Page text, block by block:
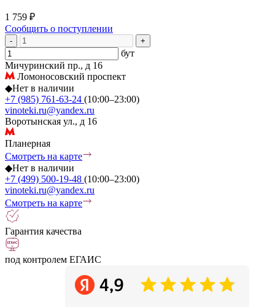
1 759 ₽
Сообщить о поступлении
- +
бут
Мичуринский пр., д 16
Ломоносовский проспект
◆Нет в наличии
+7 (985) 761-63-24 (10:00–23:00)
vinoteki.ru@yandex.ru
Воротынская ул., д 16
Планерная
Смотреть на карте
◆Нет в наличии
+7 (499) 500-19-48 (10:00–23:00)
vinoteki.ru@yandex.ru
Смотреть на карте
Гарантия качества
под контролем ЕГАИС